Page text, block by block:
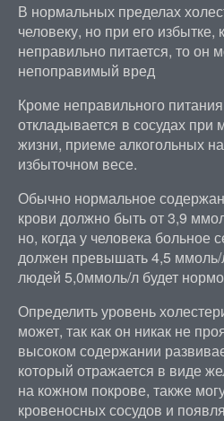
В нормальных пределах
человеку, но при его избытке,
неправильно питается, то он
непоправимый вред
Кроме неправильного
откладывается в сосудах
жизни, приеме алкогольных
избыточном весе.
Обычно нормальное
крови должно быть от 3,9
но, когда у человека больное
должен превышать 4,5
людей 5,0ммоль/л будет
Определить уровень
может, так как он никак не
высоком содержании
который отражается в виде
на кожном покрове, также
кровеносных сосудов и